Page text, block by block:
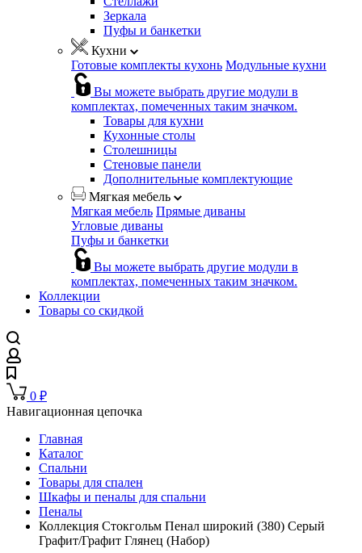
Зеркала
Пуфы и банкетки
Кухни
Готовые комплекты кухонь Модульные кухни
Вы можете выбрать другие модули в
комплектах, помеченных таким значком.
Товары для кухни
Кухонные столы
Столешницы
Стеновые панели
Дополнительные комплектующие
Мягкая мебель
Мягкая мебель Прямые диваны
Угловые диваны
Пуфы и банкетки
Вы можете выбрать другие модули в
комплектах, помеченных таким значком.
Коллекции
Товары со скидкой
0 ₽
Навигационная цепочка
Главная
Каталог
Спальни
Товары для спален
Шкафы и пеналы для спальни
Пеналы
Коллекция Стокгольм Пенал широкий (380) Серый
Графит/Графит Глянец (Набор)